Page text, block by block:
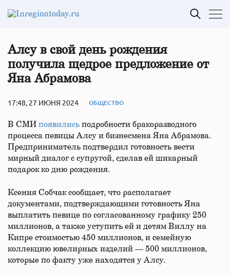
Алсу в свой день рождения
получила щедрое предложение от
Яна Абрамова
17:48, 27 ИЮНЯ 2024 ОБЩЕСТВО
В СМИ появились подробности бракоразводного
процесса певицы Алсу и бизнесмена Яна Абрамова.
Предприниматель подтвердил готовность вести
мирный диалог с супругой, сделав ей шикарный
подарок ко дню рождения.
Ксения Собчак сообщает, что располагает
документами, подтверждающими готовность Яна
выплатить певице по согласованному графику 250
миллионов, а также уступить ей и детям Виллу на
Кипре стоимостью 450 миллионов, и семейную
коллекцию ювелирных изделий — 500 миллионов,
которые по факту уже находятся у Алсу.